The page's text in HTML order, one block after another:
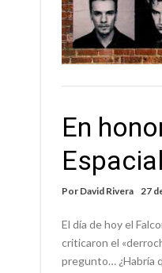
En
Por David Rivera 27
El día de hoy el
criticaron el
pregunto… ¿Habría